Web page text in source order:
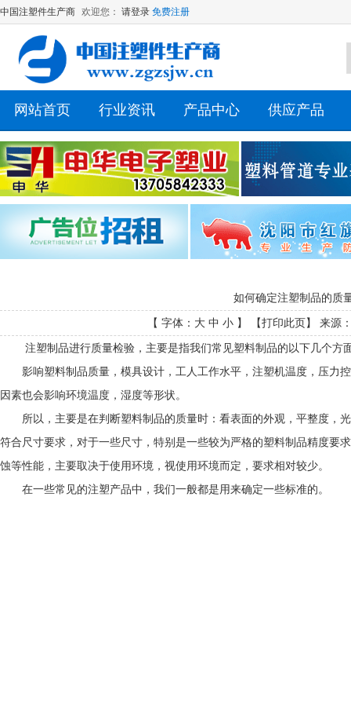
中国注塑件生产商 欢迎您： 请登录 免费注册
网站首页 行业资讯 产品中心 供应产品
如何确定注塑制品的质
【 字体： 大 中 小 】 【打印此页 】 来源
注塑制品进行质量检验，主要是指我们常见塑料制品的以下几个方
影响塑料制品质量，模具设计，工人工作水平，注塑机温度，压力
因素也会影响环境温度，湿度等形状。
所以，主要是在判断塑料制品的质量时：看表面的外观，平整度，
符合尺寸要求，对于一些尺寸，特别是一些较为严格的塑料制品精度要
蚀等性能，主要取决于使用环境，视使用环境而定，要求相对较少。
在一些常见的注塑产品中，我们一般都是用来确定一些标准的。